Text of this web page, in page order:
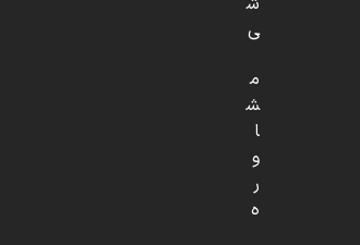
ی
م
ش
ا
و
ر
ه